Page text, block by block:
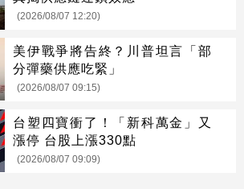
(2026/08/07 12:20)
美伊戰爭將告終？川普坦言「部
分彈藥供應吃緊」
(2026/08/07 09:15)
台塑四寶衝了！「新科萬金」又
漲停 台股上漲330點
(2026/08/07 09:09)